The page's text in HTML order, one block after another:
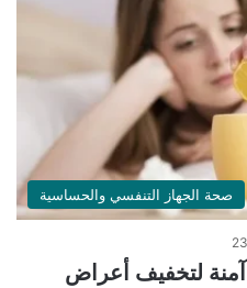
صحة الجهاز التنفسي والحساسية
لتخفيف أعراض